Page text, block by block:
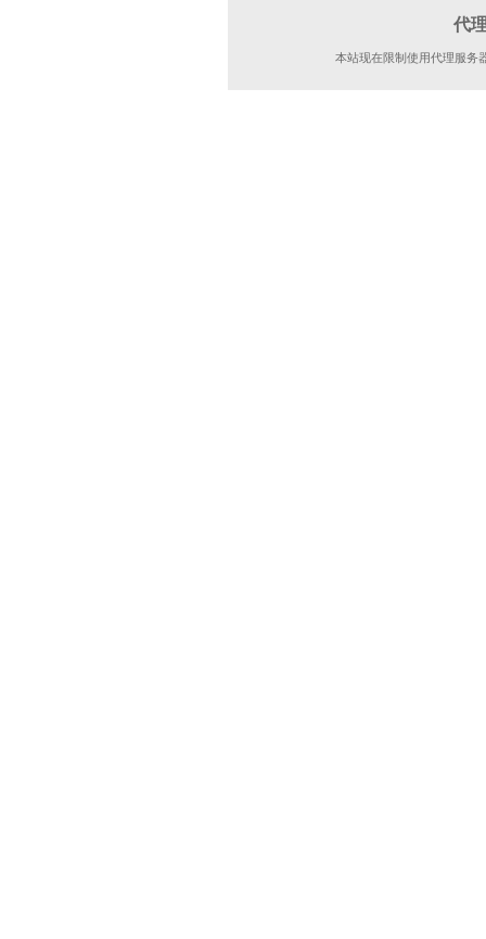
代
本站现在限制使用代理服务